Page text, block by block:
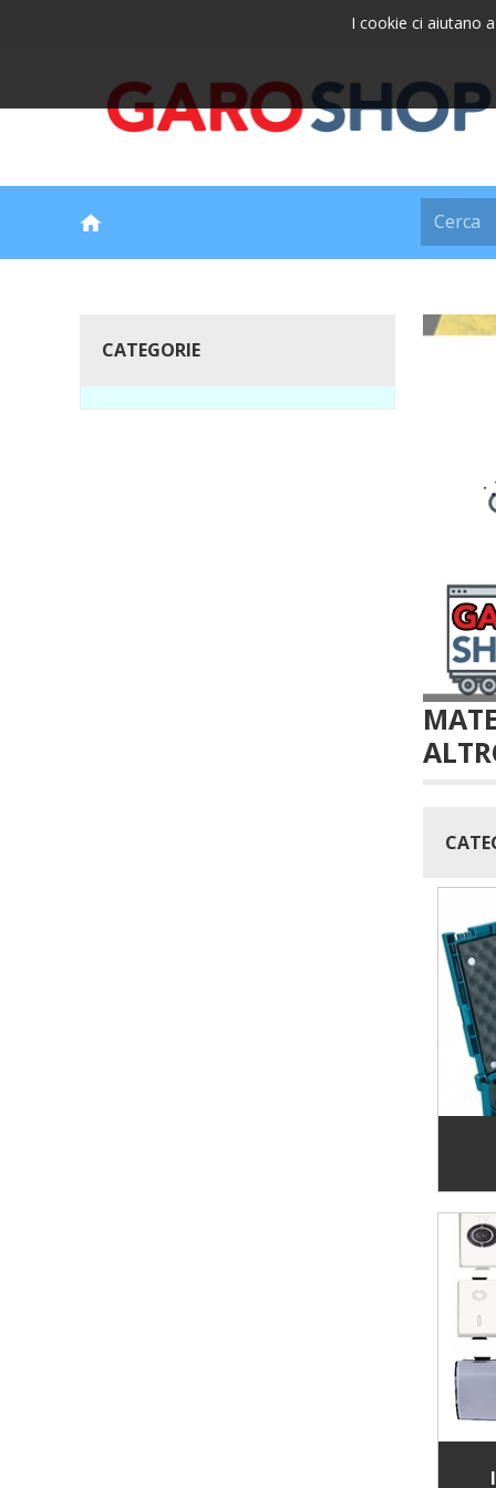
CATEGORIE
I cookie ci aiutano